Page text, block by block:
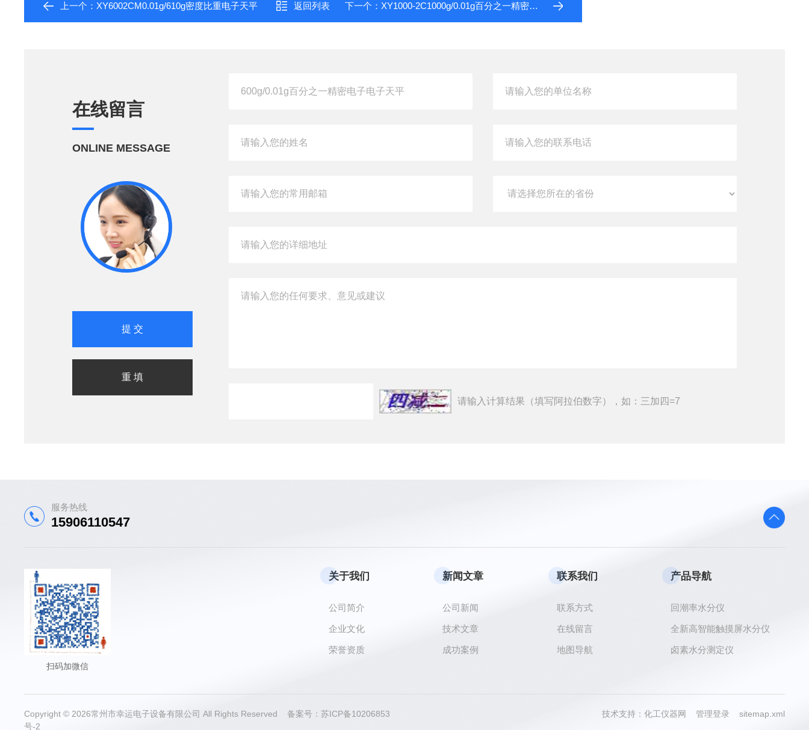
上一个： XY6002CM0.01g/610g密度比重电子天平 返回列表 下一个： XY1000-2C1000g/0.01g百分之一精密电子天平
在线留言
ONLINE MESSAGE
请输入计算结果（填写阿拉伯数字），如：三加四=7
服务热线
15906110547
扫码加微信
关于我们
公司简介
企业文化
荣誉资质
新闻文章
公司新闻
技术文章
成功案例
联系我们
联系方式
在线留言
地图导航
产品导航
回潮率水分仪
全新高智能触摸屏水分仪
卤素水分测定仪
Copyright © 2026常州市幸运电子设备有限公司 All Rights Reserved 备案号：苏ICP备10206853
号-2
技术支持： 化工仪器网 管理登录 sitemap.xml